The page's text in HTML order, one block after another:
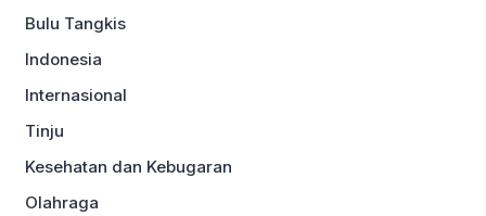
Bulu Tangkis
Indonesia
Internasional
Tinju
Kesehatan dan Kebugaran
Olahraga